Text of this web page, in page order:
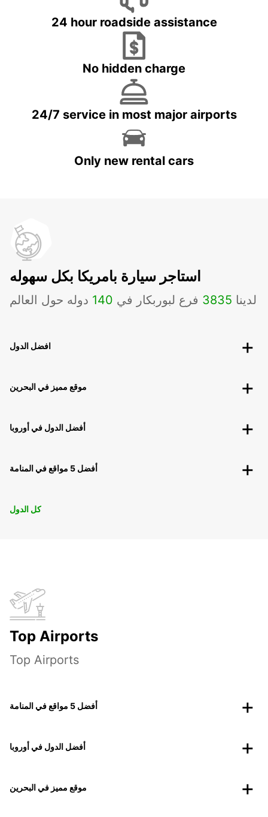
24 hour roadside assistance
No hidden charge
24/7 service in most major airports
Only new rental cars
استاجر سيارة بامريكا بكل سهوله
لدينا 3835 فرع لبوربكار في 140 دوله حول العالم
افضل الدول
موقع مميز في البحرين
أفضل الدول في أوروبا
أفضل 5 مواقع في المنامة
كل الدول
Top Airports
Top Airports
أفضل 5 مواقع في المنامة
أفضل الدول في أوروبا
موقع مميز في البحرين